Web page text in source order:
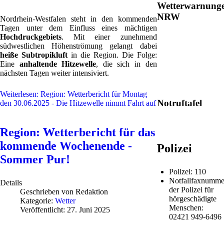
Nordrhein-Westfalen steht in den kommenden
Tagen unter dem Einfluss eines mächtigen
Hochdruckgebiets. Mit einer zunehmend
südwestlichen Höhenströmung gelangt dabei
heiße Subtropikluftin die Region. Die Folge:
Eine anhaltende Hitzewelle, die sich in den
nächsten Tagen weiter intensiviert.
Weiterlesen: Region: Wetterbericht für Montag
den 30.06.2025 - Die Hitzewelle nimmt Fahrt auf
Region: Wetterbericht für das
kommende Wochenende -
Sommer Pur!
Details
Geschrieben von Redaktion
Kategorie: Wetter
Veröffentlicht: 27. Juni 2025
NRW
Notruftafel
Polizei
Polizei: 110
der Polizei für
hörgeschädigte
Menschen:
02421 949-6496